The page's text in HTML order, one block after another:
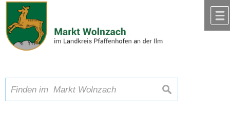
Zum Inhalt,zur Navigation
Schriftgröße A A A suchen